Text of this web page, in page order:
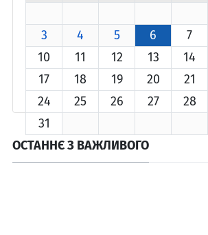
3
4 5 6 7
10
11 12 13 14
17
18 19 20 21
24
25 26 27 28
31
ОСТАННЄ З ВАЖЛИВОГО